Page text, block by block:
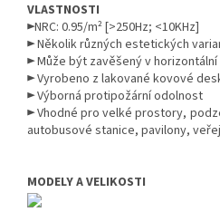
VLASTNOSTI
►NRC: 0.95/m² [>250Hz; <10KHz]
► Několik různých estetických
► Může být zavěšený v
► Vyrobeno z lakované kovové
► Výborná protipožární odolnost
► Vhodné pro velké prostory,
autobusové stanice, pavilony,
MODELY A VELIKOSTI